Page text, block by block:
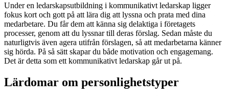
Under en ledarskapsutbildning i kommunikativt ledarskap ligger
fokus kort och gott på att lära dig att lyssna och prata med dina
medarbetare. Du får dem att känna sig delaktiga i företagets
processer, genom att du lyssnar till deras förslag. Sedan måste du
naturligtvis även agera utifrån förslagen, så att medarbetarna känner
sig hörda. På så sätt skapar du både motivation och engagemang.
Det är detta som ett kommunikativt ledarskap går ut på.
Lärdomar om personlighetstyper